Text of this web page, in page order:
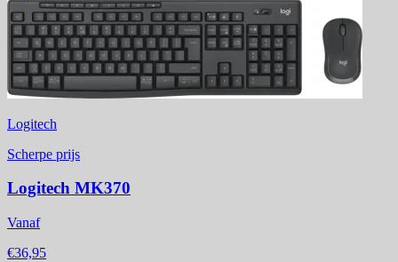
Logitech
Scherpe prijs
Logitech MK370
Vanaf
€36,95